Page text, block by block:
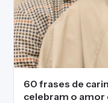
60 frases de
celebram o amor